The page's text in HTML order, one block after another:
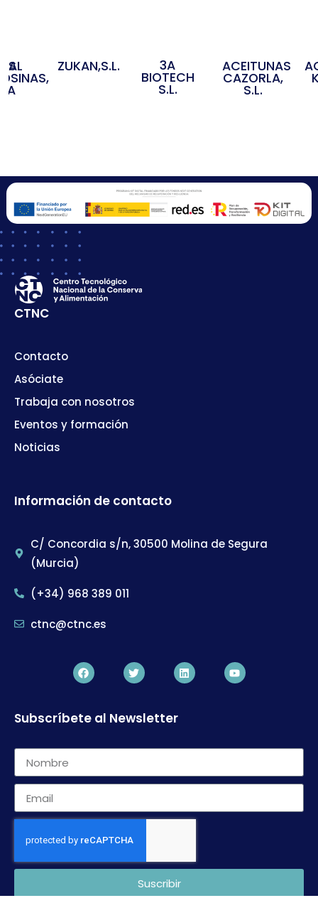
ZUKAN,S.L. 3A
BIOTECH
S.L.
ACEITUNAS
CAZORLA,
S.L.
CTNC
Contacto
Asóciate
Trabaja con nosotros
Eventos y formación
Noticias
Información de contacto
C/ Concordia s/n, 30500 Molina de Segura
(Murcia)
(+34) 968 389 011
ctnc@ctnc.es
Subscríbete al Newsletter
Suscribir